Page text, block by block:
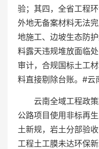
验；其四，全省工程
外地无备案材料无法
地施工、边坡生态防
料露天违规堆放面临
审计，合规国标土工
料直接剔除台账。#云
云南全域工程政
公路项目使用非标再
土新规，岩土分部验
工程土工膜未达环保